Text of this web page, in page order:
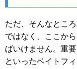
ただ、そんなとこ
ではなく、ここか
ばいけません。重
といったベイトフ